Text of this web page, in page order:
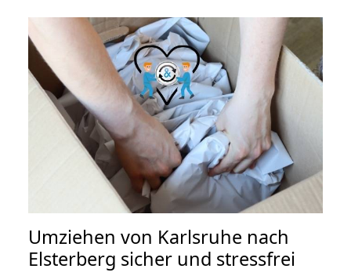
Umziehen von Karlsruhe nach
Elsterberg sicher und stressfrei